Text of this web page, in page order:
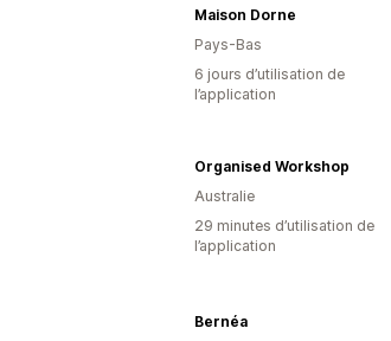
Maison Dorne
Pays-Bas
6 jours d’utilisation de
l’application
Organised Workshop
Australie
29 minutes d’utilisation de
l’application
Bernéa